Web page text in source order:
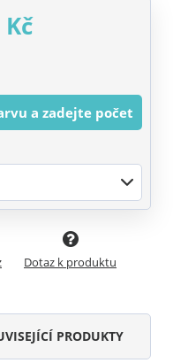
a zadejte počet
Dotaz k produktu
PRODUKTY